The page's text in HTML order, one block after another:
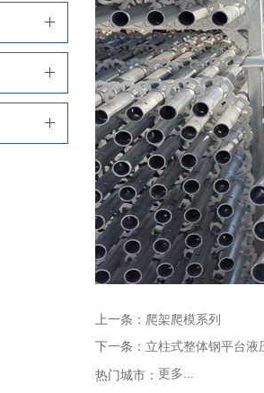
上一条： 爬架爬模系列
下一条： 立柱式整体钢平台液
热门城市： 更多...